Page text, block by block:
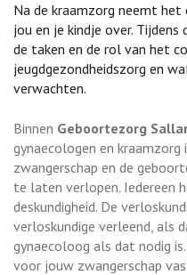
Na de kraamzorg neemt
jou en je kindje over.
de taken en de rol van het
jeugdgezondheidszorg en
verwachten.
Binnen Geboortezorg
gynaecologen en
zwangerschap en de
te laten verlopen. Iedereen
deskundigheid. De
verloskundige verleend, als
gynaecoloog als dat nodig
voor jouw zwangerschap